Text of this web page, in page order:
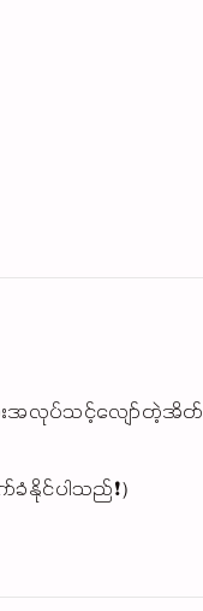
ားအလုပ်သင့်လျော်တဲ့အိတ်
ဈေးဖြင့်လက်ခံနိုင်ပါသည်❗）
ယ်နိုင်ပါတယ်